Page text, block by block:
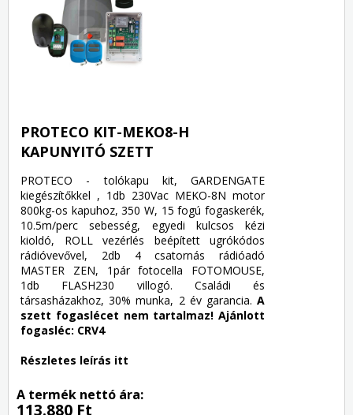
PROTECO KIT-MEKO8-H
KAPUNYITÓ SZETT
PROTECO - tolókapu kit, GARDENGATE
kiegészítőkkel , 1db 230Vac MEKO-8N motor
800kg-os kapuhoz, 350 W, 15 fogú fogaskerék,
10.5m/perc sebesség, egyedi kulcsos kézi
kioldó, ROLL vezérlés beépített ugrókódos
rádióvevővel, 2db 4 csatornás rádióadó
MASTER ZEN, 1pár fotocella FOTOMOUSE,
1db FLASH230 villogó. Családi és
társasházakhoz, 30% munka, 2 év garancia. A
szett fogaslécet nem tartalmaz! Ajánlott
fogasléc: CRV4
Részletes leírás itt
A termék nettó ára:
113.880 Ft